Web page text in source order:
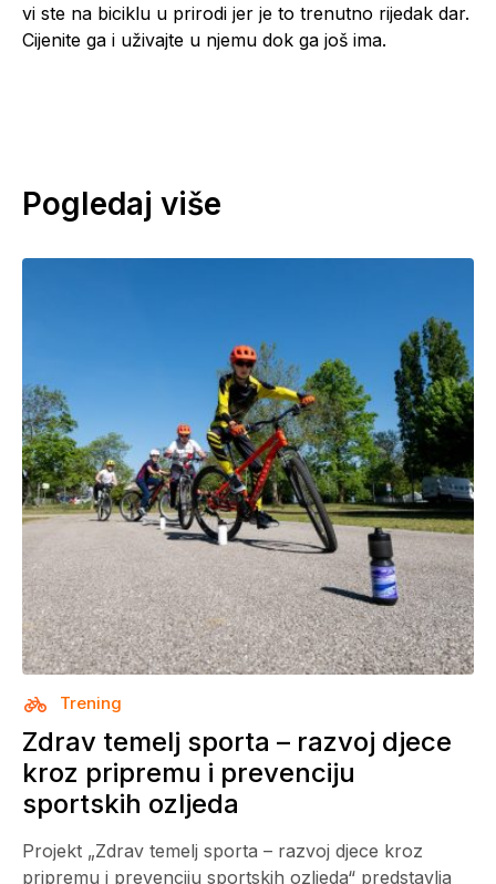
vi ste na biciklu u prirodi jer je to trenutno rijedak dar.
Cijenite ga i uživajte u njemu dok ga još ima.
Pogledaj više
Trening
Zdrav temelj sporta – razvoj djece
kroz pripremu i prevenciju
sportskih ozljeda
Projekt „Zdrav temelj sporta – razvoj djece kroz
pripremu i prevenciju sportskih ozljeda“ predstavlja